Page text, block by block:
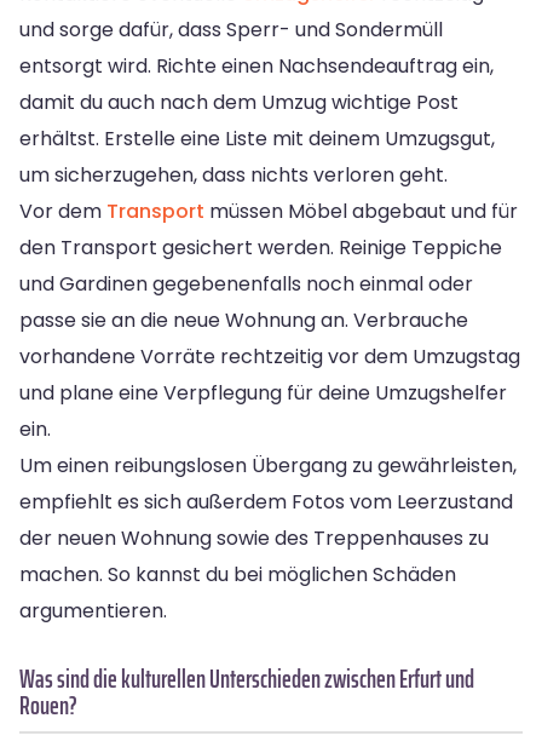
und sorge dafür, dass Sperr- und Sondermüll
entsorgt wird. Richte einen Nachsendeauftrag ein,
damit du auch nach dem Umzug wichtige Post
erhältst. Erstelle eine Liste mit deinem Umzugsgut,
um sicherzugehen, dass nichts verloren geht.
Vor dem Transport müssen Möbel abgebaut und für
den Transport gesichert werden. Reinige Teppiche
und Gardinen gegebenenfalls noch einmal oder
passe sie an die neue Wohnung an. Verbrauche
vorhandene Vorräte rechtzeitig vor dem Umzugstag
und plane eine Verpflegung für deine Umzugshelfer
ein.
Um einen reibungslosen Übergang zu gewährleisten,
empfiehlt es sich außerdem Fotos vom Leerzustand
der neuen Wohnung sowie des Treppenhauses zu
machen. So kannst du bei möglichen Schäden
argumentieren.
Was sind die kulturellen Unterschieden zwischen Erfurt und
Rouen?